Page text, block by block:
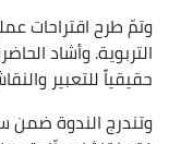
وتمّ طرح اقتراحات
التربوية. وأشاد
حقيقياً للتعبير
وتندرج الندوة ضمن